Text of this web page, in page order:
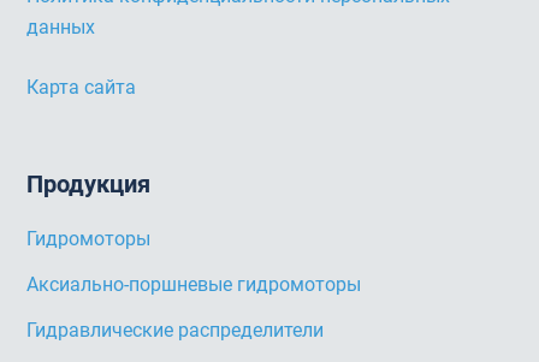
данных
Карта сайта
Продукция
Гидромоторы
Аксиально-поршневые гидромоторы
Гидравлические распределители